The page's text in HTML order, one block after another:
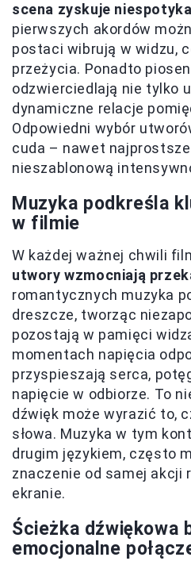
scena zyskuje
pierwszych akordów
postaci wibrują w widzu,
przeżycia. Ponadto
odzwierciedlają nie tylko
dynamiczne relacje
Odpowiedni wybór
cuda – nawet
nieszablonową
Muzyka podkreśla
w filmie
W każdej ważnej chwili
utwory wzmocniają
romantycznych muzyka
dreszcze, tworząc
pozostają w pamięci
momentach napięcia
przyspieszają serca,
napięcie w odbiorze. To
dźwięk może wyrazić to,
słowa. Muzyka w tym
drugim językiem, często
znaczenie od samej akcji
ekranie.
Ścieżka dźwiękowa
emocjonalne